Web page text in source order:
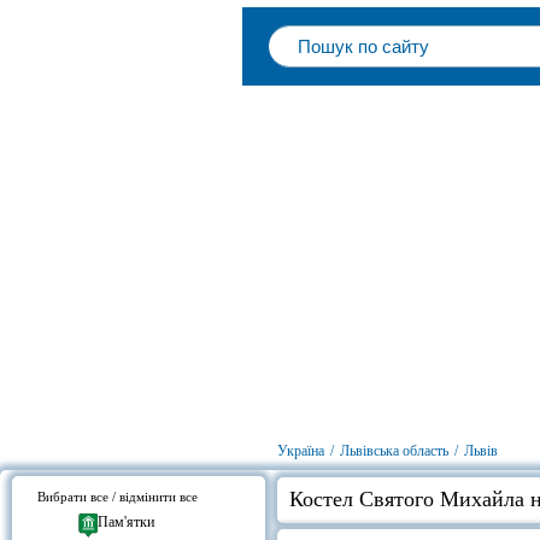
Україна / Львівська область / Львів
Вибрати все / відмінити все
Пам'ятки
Костел Святого Михайла